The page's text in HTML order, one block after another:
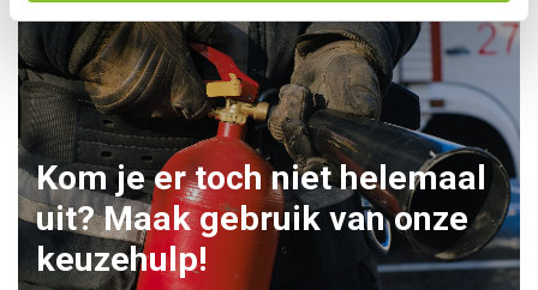
Kom je er toch niet helemaal
uit? Maak gebruik van onze
keuzehulp!